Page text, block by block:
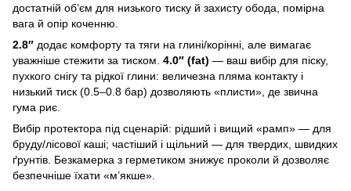
достатній об’єм для низького тиску й захисту обода, помірна
вага й опір коченню.
2.8″ додає комфорту та тяги на глині/корінні, але вимагає
уважніше стежити за тиском. 4.0″ (fat) — ваш вибір для піску,
пухкого снігу та рідкої глини: величезна пляма контакту і
низький тиск (0.5–0.8 бар) дозволяють «плисти», де звична
гума риє.
Вибір протектора під сценарій: рідший і вищий «рамп» — для
бруду/лісової каші; частіший і щільний — для твердих, швидких
ґрунтів. Безкамерка з герметиком знижує проколи й дозволяє
безпечніше їхати «м’якше».